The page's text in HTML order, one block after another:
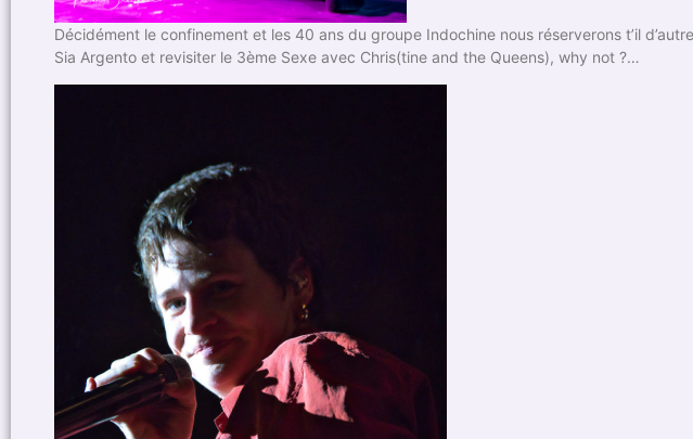
Décidément le confinement et les 40 ans du groupe Indochine nous réserverons t’il
Sia Argento et revisiter le 3ème Sexe avec Chris(tine and the Queens), why not ?…